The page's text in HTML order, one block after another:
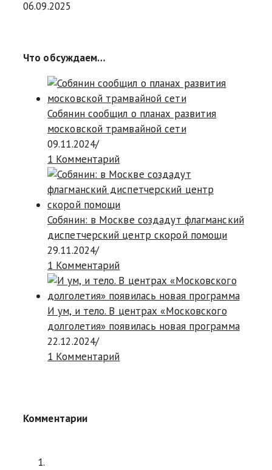
06.09.2025
Что обсуждаем…
Собянин сообщил о планах развития
московской трамвайной сети
09.11.2024/
1 Комментарий
Собянин: в Москве создадут флагманский
диспетчерский центр скорой помощи
29.11.2024/
1 Комментарий
И ум, и тело. В центрах «Московского
долголетия» появилась новая программа
22.12.2024/
1 Комментарий
Комментарии